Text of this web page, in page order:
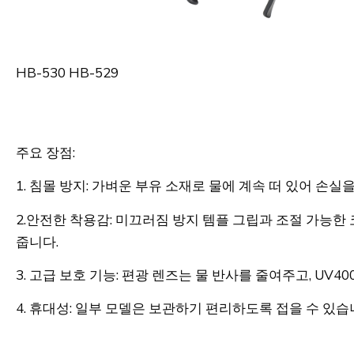
HB-530 HB-529
주요 장점:
1. 침몰 방지: 가벼운 부유 소재로 물에 계속 떠 있어 손실
2.안전한 착용감: 미끄러짐 방지 템플 그립과 조절 가능
줍니다.
3. 고급 보호 기능: 편광 렌즈는 물 반사를 줄여주고,
4. 휴대성: 일부 모델은 보관하기 편리하도록 접을 수 있습